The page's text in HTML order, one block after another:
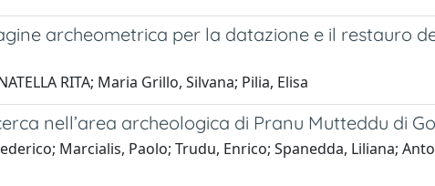
archeometrica per la datazione e il restauro
RITA; Maria Grillo, Silvana; Pilia, Elisa
nell’area archeologica di Pranu Mutteddu di
Marcialis, Paolo; Trudu, Enrico; Spanedda, Liliana;